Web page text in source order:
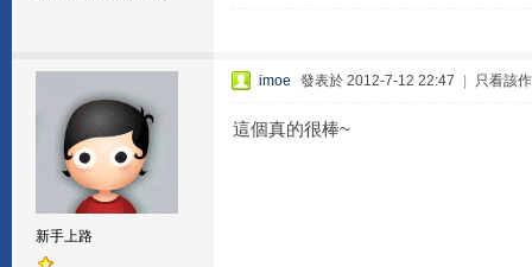
新手上路
imoe 發表於 2012-7-12 22:47 只看該
這個真的很棒~